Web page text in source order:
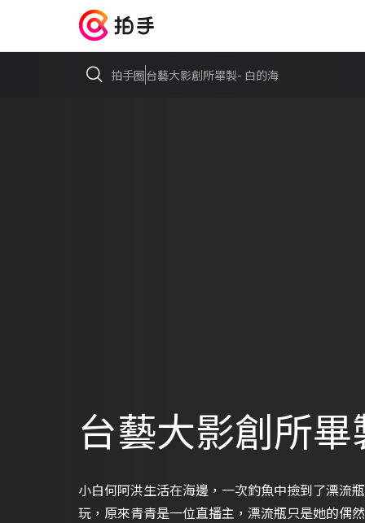
拍手圈台藝大影創所畢製- 白的海
台藝大影創所
小白何阿洪生活在海邊，一次釣魚中撿到了漂流
玩，原來青青是一位直播主，漂流瓶只是她的偶